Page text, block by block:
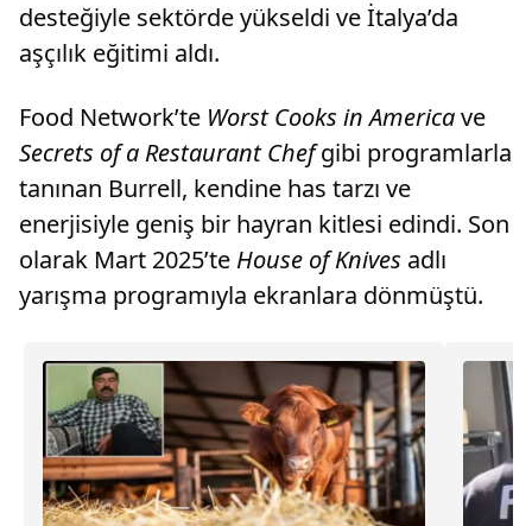
desteğiyle sektörde yükseldi ve İtalya’da
aşçılık eğitimi aldı.
Food Network’te Worst Cooks in Americave
Secrets of a Restaurant Chefgibi programlarla
tanınan Burrell, kendine has tarzı ve
enerjisiyle geniş bir hayran kitlesi edindi. Son
olarak Mart 2025’te House of Knives adlı
yarışma programıyla ekranlara dönmüştü.